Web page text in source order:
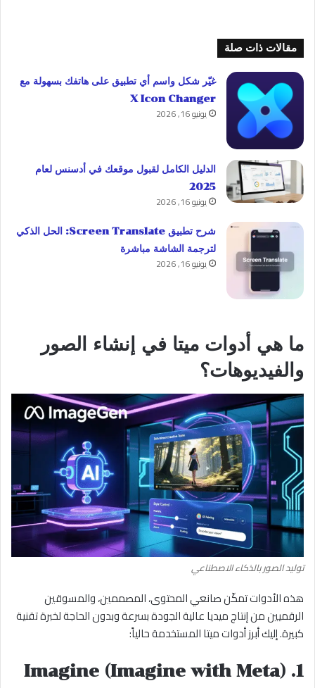
مقالات ذات صلة
غيّر شكل واسم أي تطبيق على هاتفك بسهولة مع
X Icon Changer
يونيو 16, 2026
الدليل الكامل لقبول موقعك في أدسنس لعام
2025
يونيو 16, 2026
شرح تطبيق Screen Translate: الحل الذكي
لترجمة الشاشة مباشرة
يونيو 16, 2026
ما هي أدوات ميتا في إنشاء الصور
والفيديوهات؟
توليد الصور بالذكاء الاصطناعي
هذه الأدوات تمكّن صانعي المحتوى، المصممين، والمسوقين
الرقميين من إنتاج ميديا عالية الجودة بسرعة وبدون الحاجة لخبرة تقنية
كبيرة. إليك أبرز أدوات ميتا المستخدمة حالياً:
1.
Imagine (Imagine with Meta)